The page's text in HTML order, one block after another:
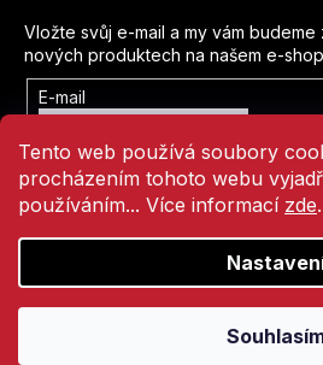
Tento web používá soubory
procházením tohoto webu
používáním... Více informací zde.
Vložte svůj e-mail a my vám budeme
nových produktech na našem e-
E-mail
Vložením e-mailu souhlasíte s
podmínkami ochrany osobních údajů
Copyright 2026Comics Point.